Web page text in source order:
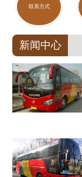
联系方式
新闻中心